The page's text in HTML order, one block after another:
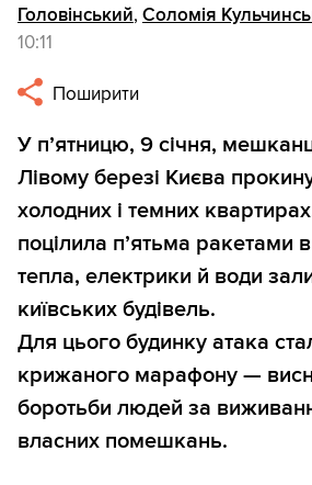
Головінський, Соломія
10:11
Поширити
У п’ятницю, 9 січня,
Лівому березі Києва
холодних і темних
поцілила п’ятьма ракетами
тепла, електрики й води
київських будівель.
Для цього будинку атака
крижаного марафону —
боротьби людей за
власних помешкань.